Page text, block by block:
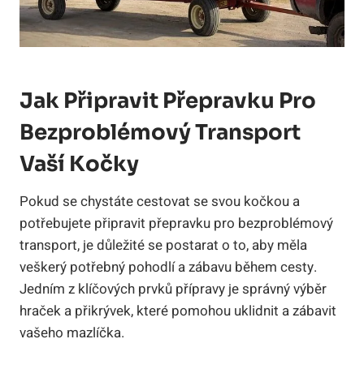
Jak Připravit Přepravku Pro
Bezproblémový Transport
Vaší Kočky
Pokud se chystáte cestovat se svou kočkou a
potřebujete připravit přepravku pro bezproblémový
transport, je důležité se postarat o to, aby měla
veškerý potřebný pohodlí a zábavu během cesty.
Jedním z klíčových prvků přípravy je správný výběr
hraček a přikrývek, které pomohou uklidnit a zábavit
vašeho mazlíčka.